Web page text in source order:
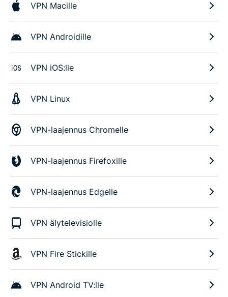
VPN Macille
VPN Androidille
VPN iOS:lle
VPN Linux
VPN-laajennus Chromelle
VPN-laajennus Firefoxille
VPN-laajennus Edgelle
VPN älytelevisiolle
VPN Fire Stickille
VPN Android TV:lle